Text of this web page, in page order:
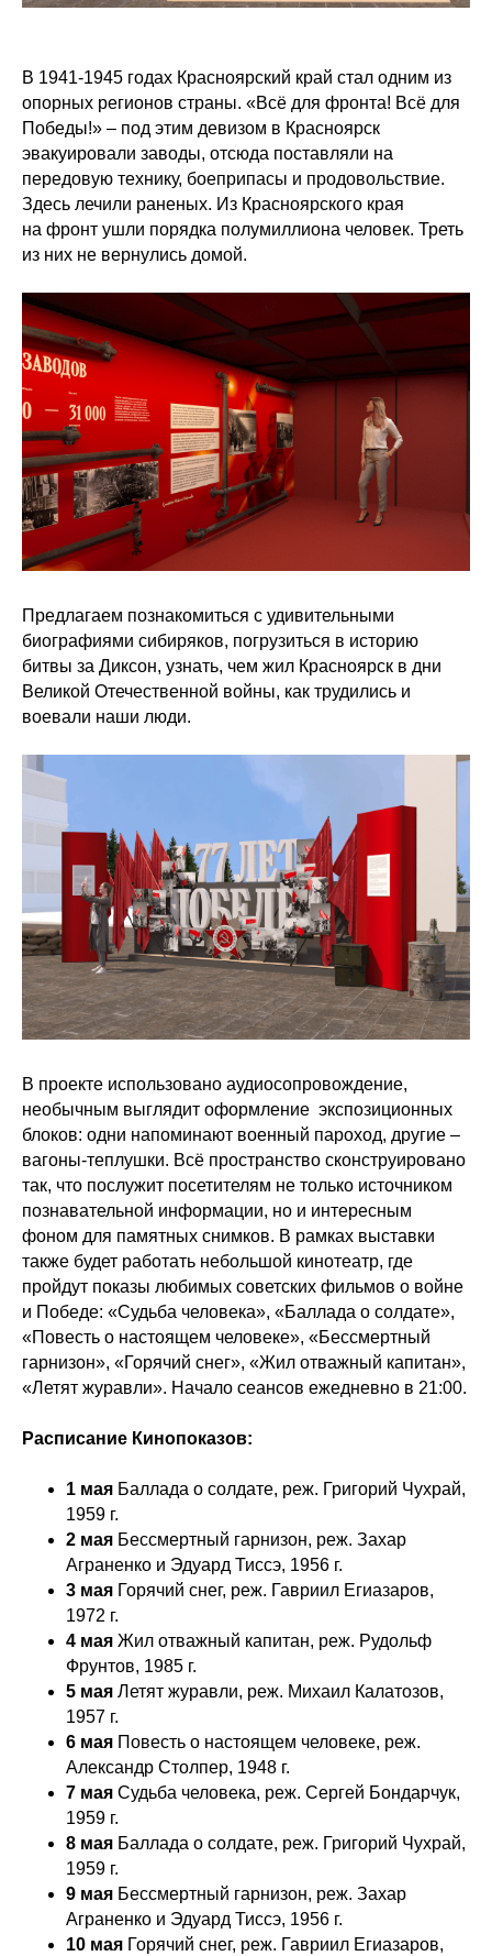
В 1941-1945 годах Красноярский край стал одним из
опорных регионов страны. «Всё для фронта! Всё для
Победы!» – под этим девизом в Красноярск
эвакуировали заводы, отсюда поставляли на
передовую технику, боеприпасы и продовольствие.
Здесь лечили раненых. Из Красноярского края
на фронт ушли порядка полумиллиона человек. Треть
из них не вернулись домой.
Предлагаем познакомиться с удивительными
биографиями сибиряков, погрузиться в историю
битвы за Диксон, узнать, чем жил Красноярск в дни
Великой Отечественной войны, как трудились и
воевали наши люди.
В проекте использовано аудиосопровождение,
необычным выглядит оформление экспозиционных
блоков: одни напоминают военный пароход, другие –
вагоны-теплушки. Всё пространство сконструировано
так, что послужит посетителям не только источником
познавательной информации, но и интересным
фоном для памятных снимков. В рамках выставки
также будет работать небольшой кинотеатр, где
пройдут показы любимых советских фильмов о войне
и Победе: «Судьба человека», «Баллада о солдате»,
«Повесть о настоящем человеке», «Бессмертный
гарнизон», «Горячий снег», «Жил отважный капитан»,
«Летят журавли». Начало сеансов ежедневно в 21:00.
Расписание Кинопоказов:
1 мая Баллада о солдате, реж. Григорий Чухрай,
1959 г.
2 мая Бессмертный гарнизон, реж. Захар
Аграненко и Эдуард Тиссэ, 1956 г.
3 мая Горячий снег, реж. Гавриил Егиазаров,
1972 г.
4 мая Жил отважный капитан, реж. Рудольф
Фрунтов, 1985 г.
5 мая Летят журавли, реж. Михаил Калатозов,
1957 г.
6 мая Повесть о настоящем человеке, реж.
Александр Столпер, 1948 г.
7 мая Судьба человека, реж. Сергей Бондарчук,
1959 г.
8 мая Баллада о солдате, реж. Григорий Чухрай,
1959 г.
9 мая Бессмертный гарнизон, реж. Захар
Аграненко и Эдуард Тиссэ, 1956 г.
10 мая Горячий снег, реж. Гавриил Егиазаров,